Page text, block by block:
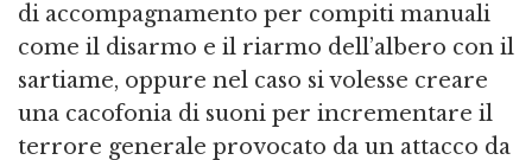
di accompagnamento per compiti manuali
come il disarmo e il riarmo dell’albero con il
sartiame, oppure nel caso si volesse creare
una cacofonia di suoni per incrementare il
terrore generale provocato da un attacco da